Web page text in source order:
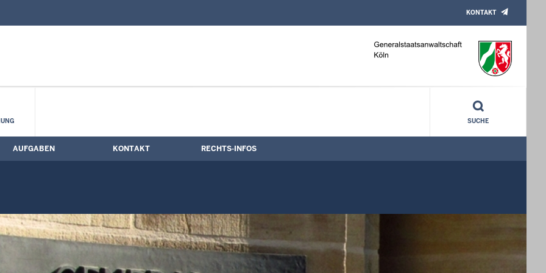
Kontaktformular
KONTAKT
SUCHE
AUFGABEN KONTAKT RECHTS-INFOS